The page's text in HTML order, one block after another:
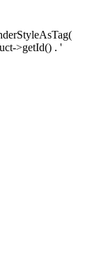
>getId() . '